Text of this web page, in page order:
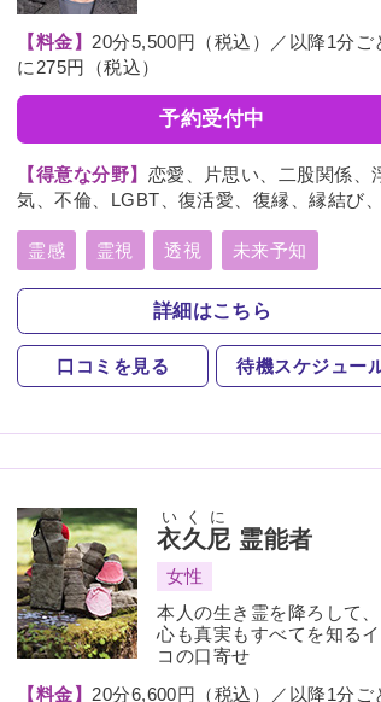
【料金】 20分5,500円（税込）／以降1分ご
に275円（税込）
予約受付中
【得意な分野】 恋愛、片思い、二股関係、
気、不倫、LGBT、復活愛、復縁、縁結び
離恋愛、結婚、夫婦、離婚、親子、家族、人
間関係、人生相談、健康、ペット、物探し
霊感 霊視 透視 未来予知
縁切り
詳細はこちら
口コミを見る 待機スケジュー
衣久尼
いくに
霊能者
女性
本人の生き霊を降ろして
心も真実もすべてを知る
コの口寄せ
【料金】 20分6,600円（税込）／以降1分ご